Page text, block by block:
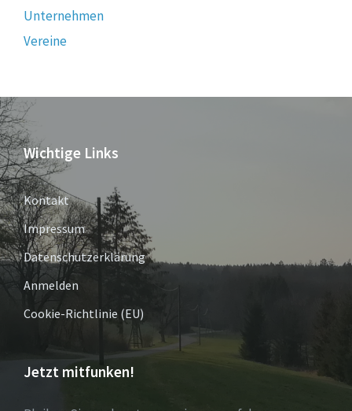
Unternehmen
Vereine
Wichtige Links
Kontakt
Impressum
Datenschutzerklärung
Anmelden
Cookie-Richtlinie (EU)
Jetzt mitfunken!